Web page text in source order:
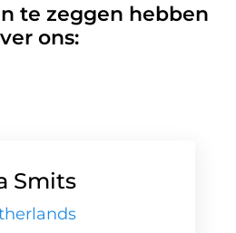
te zeggen hebben
ons:
Smits